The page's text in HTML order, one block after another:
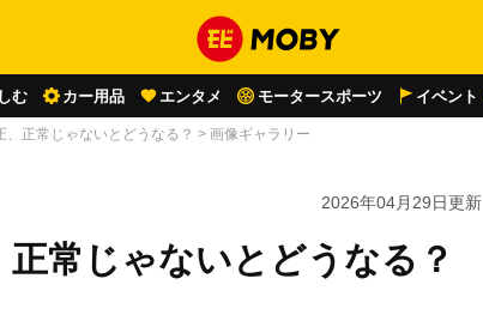
む カー用品 エンタメ モータースポーツ イベント
、正常じゃないとどうなる？ > 画像ギャラリー
2026年04月29日更新
常じゃないとどうなる？